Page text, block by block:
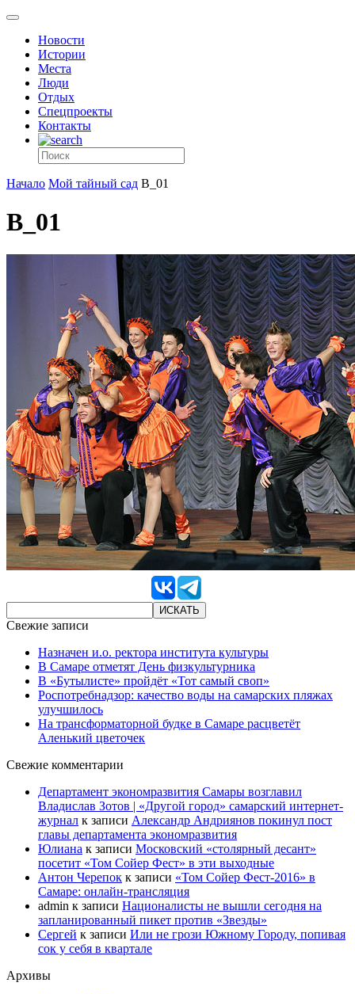
Новости
Истории
Места
Люди
Отдых
Спецпроекты
Контакты
Начало Мой тайный сад B_01
B_01
Свежие записи
Назначен и.о. ректора института культуры
В Самаре отметят День физкультурника
В «Бутылисте» пройдёт «Тот самый своп»
Роспотребнадзор: качество воды на самарских пляжах
улучшилось
На трансформаторной будке в Самаре расцветёт
Аленький цветочек
Свежие комментарии
Департамент экономразвития Самары возглавил
Владислав Зотов | «Другой город» самарский интернет-
журнал к записи Александр Андриянов покинул пост
главы департамента экономразвития
Юлиана к записи Московский «столярный десант»
посетит «Том Сойер Фест» в эти выходные
Антон Черепок к записи «Том Сойер Фест-2016» в
Самаре: онлайн-трансляция
admin к записи Националисты не вышли сегодня на
запланированный пикет против «Звезды»
Сергей к записи Или не грози Южному Городу, попивая
сок у себя в квартале
Архивы